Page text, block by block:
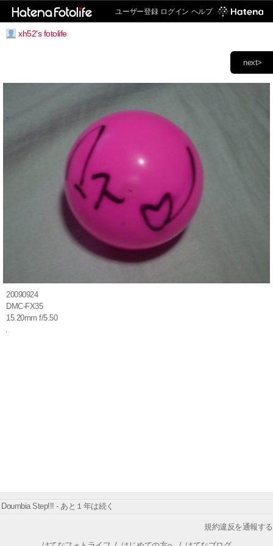
ユーザー登録 ログイン ヘルプ
xh52's fotolife
next>
20090924
DMC-FX35
15.20mm f/5.50
Doumbia Step!!! - あと１年は続く
規約違反を通報する